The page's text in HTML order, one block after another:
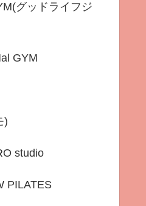
グッドライフジ
GYM
)
studio
PILATES